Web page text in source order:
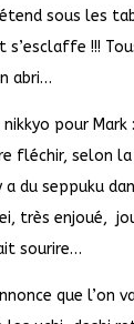
sous les
!!!
abri…
nikkyo pour
fléchir, selon
du seppuku
très enjoué,
sourire…
que